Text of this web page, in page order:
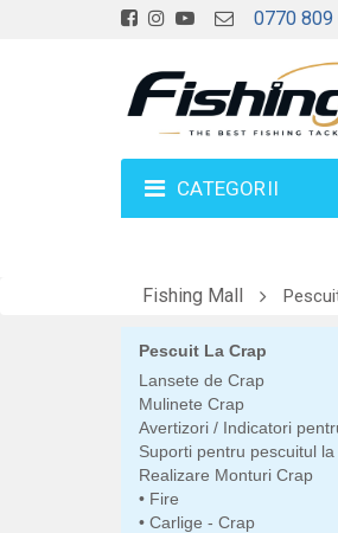
0770 809
CATEGORII
Fishing Mall
Pescuit La Crap
Lansete de Crap
Mulinete Crap
Avertizori / Indicatori
Suporti pentru pescuitul
Realizare Monturi Crap
Fire
Carlige - Crap